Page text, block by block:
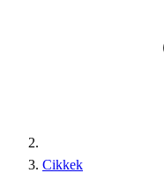
Cikkek